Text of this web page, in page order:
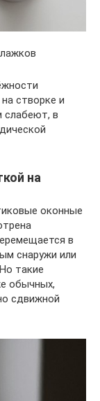
створке и
слабеют, в
на
оконные
в
снаружи или
такие
обычных,
сдвижной